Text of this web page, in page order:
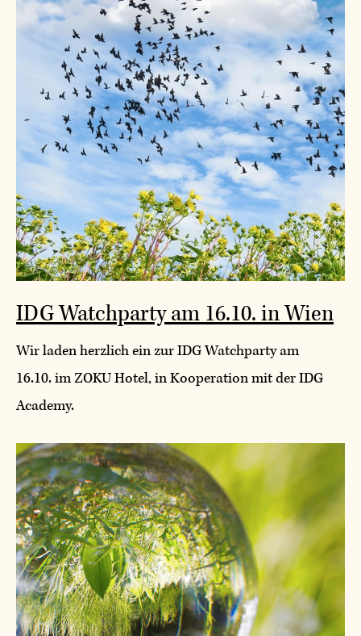
IDG Watchparty am 16.10. in Wien
Wir laden herzlich ein zur IDG Watchparty am
16.10. im ZOKU Hotel, in Kooperation mit der IDG
Academy.